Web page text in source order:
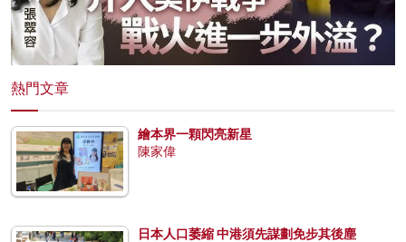
熱門文章
繪本界一顆閃亮新星
陳家偉
日本人口萎縮 中港須先謀劃免步其後塵